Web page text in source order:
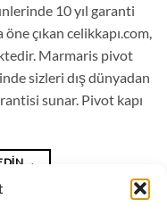
10 yıl garanti
öne çıkan celikkapı.com,
Marmaris pivot
sizleri dış dünyadan
sunar. Pivot kapı
→